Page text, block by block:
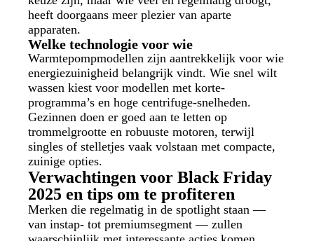
heeft doorgaans meer plezier van aparte
apparaten.
Welke technologie voor wie
Warmtepompmodellen zijn aantrekkelijk voor wie
energiezuinigheid belangrijk vindt. Wie snel wilt
wassen kiest voor modellen met korte-
programma’s en hoge centrifuge-snelheden.
Gezinnen doen er goed aan te letten op
trommelgrootte en robuuste motoren, terwijl
singles of stelletjes vaak volstaan met compacte,
zuinige opties.
Verwachtingen voor Black Friday
2025 en tips om te profiteren
Merken die regelmatig in de spotlight staan —
van instap- tot premiumsegment — zullen